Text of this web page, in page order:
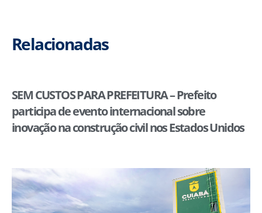
Relacionadas
SEM CUSTOS PARA PREFEITURA – Prefeito
participa de evento internacional sobre
inovação na construção civil nos Estados Unidos